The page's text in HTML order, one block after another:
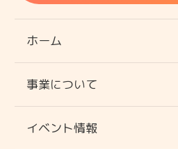
ホーム
事業について
イベント情報